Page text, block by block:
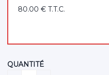
80.00 € T.T.C.
QUANTITÉ